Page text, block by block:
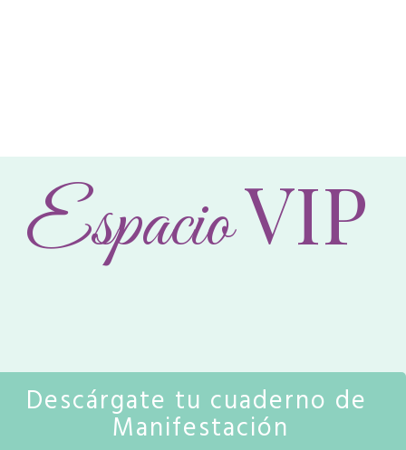
EspacioVIP
Descárgate tu cuaderno de
Manifestación